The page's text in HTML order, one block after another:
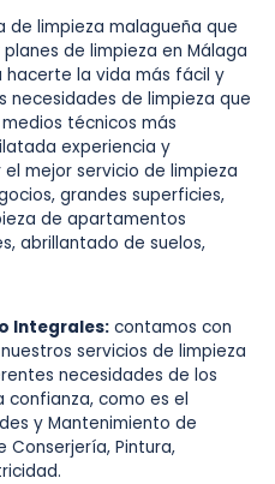
Sol.
Comunidades De
Turísticos Y Otras
con NOSOTROS
de limpieza malagueña que
de limpieza en Málaga
hacerte la vida más fácil y
necesidades de limpieza que
técnicos más
experiencia y
mejor servicio de limpieza
grandes superficies,
de apartamentos
abrillantado de suelos,
Integrales: contamos con
servicios de limpieza
necesidades de los
como es el
y Mantenimiento de
Conserjería, Pintura,